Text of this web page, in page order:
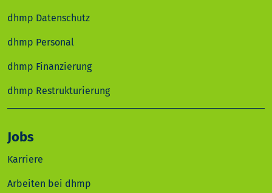
dhmp Datenschutz
dhmp Personal
dhmp Finanzierung
dhmp Restrukturierung
Jobs
Karriere
Arbeiten bei dhmp